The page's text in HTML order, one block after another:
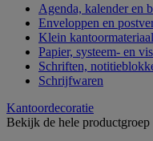
Agenda, kalender en
Enveloppen en
Klein kantoormateriaal
Papier, systeem- en
Schriften,
Schrijfwaren
Kantoordecoratie
Bekijk de hele productgroep